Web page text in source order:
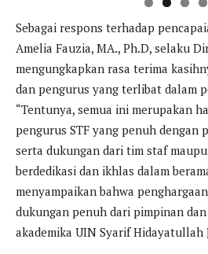
Sebagai respons terhadap
Amelia Fauzia, MA., Ph.D, selaku
mengungkapkan rasa terima
dan pengurus yang terlibat dalam
“Tentunya, semua ini merupakan
pengurus STF yang penuh dengan
serta dukungan dari tim staf
berdedikasi dan ikhlas dalam
menyampaikan bahwa
dukungan penuh dari pimpinan
akademika UIN Syarif Hidayatullah